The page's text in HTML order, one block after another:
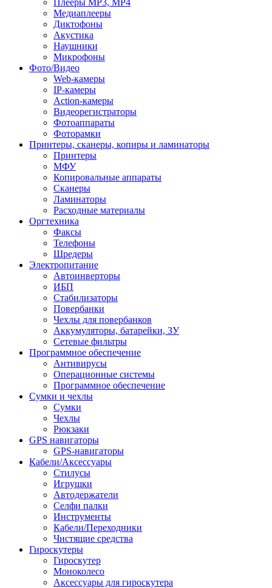
Плееры MP3, MP4
Медиаплееры
Диктофоны
Акустика
Наушники
Микрофоны
Фото/Видео
Web-камеры
IP-камеры
Action-камеры
Видеорегистраторы
Фотоаппараты
Фоторамки
Принтеры, сканеры, копиры и ламинаторы
Принтеры
МФУ
Копировальные аппараты
Сканеры
Ламинаторы
Расходные материалы
Оргтехника
Факсы
Телефоны
Шредеры
Электропитание
Автоинверторы
ИБП
Стабилизаторы
Повербанки
Чехлы для повербанков
Аккумуляторы, батарейки, ЗУ
Сетевые фильтры
Программное обеспечение
Антивирусы
Операционные системы
Программное обеспечение
Сумки и чехлы
Сумки
Чехлы
Рюкзаки
GPS навигаторы
GPS-навигаторы
Кабели/Аксессуары
Стилусы
Игрушки
Автодержатели
Селфи палки
Инструменты
Кабели/Переходники
Чистящие средства
Гироскутеры
Гироскутер
Моноколесо
Аксессуары для гироскутера